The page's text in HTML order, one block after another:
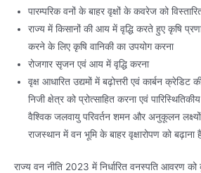
पारम्परिक वनों के बाहर वृक्षों के कवरेज को
राज्य में किसानों की आय में वृद्धि करते हुए कृषि
करने के लिए कृषि वानिकी का उपयोग करना
रोजगार सृजन एवं आय में वृद्धि करना
वृक्ष आधारित उद्यमों में बढ़ोत्तरी एवं कार्बन क्रेडिट
निजी क्षेत्र को प्रोत्साहित करना एवं
वैश्विक जलवायु परिवर्तन शमन और अनुकूलन
राजस्थान में वन भूमि के बाहर वृक्षारोपण को बढ़ाना
राज्य वन नीति 2023 में निर्धारित वनस्पति आवरण